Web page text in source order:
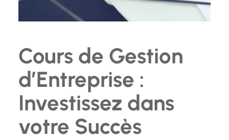
Cours de Gestion
d’Entreprise :
Investissez dans
votre Succès